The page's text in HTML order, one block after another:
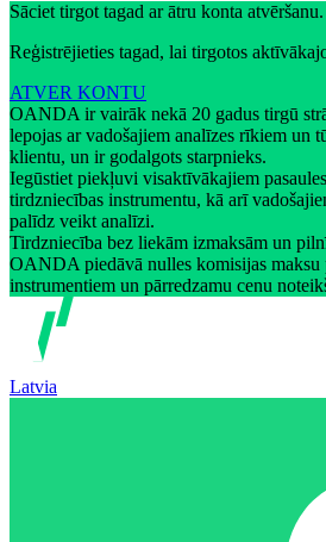
Sāciet tirgot tagad ar ātru konta atvēršanu.
Reģistrējieties tagad, lai tirgotos
ATVER KONTU
OANDA ir vairāk nekā 20 gadus tirgū
lepojas ar vadošajiem analīzes rīkiem un
klientu, un ir godalgots starpnieks.
Iegūstiet piekļuvi visaktīvākajiem
tirdzniecības instrumentu, kā arī
palīdz veikt analīzi.
Tirdzniecība bez liekām izmaksām un
OANDA piedāvā nulles komisijas maksu
instrumentiem un pārredzamu cenu
Latvia